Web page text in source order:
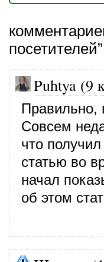
посетителей”
Puhtya (9
Правильно,
Совсем
что
статью во
начал
об этом